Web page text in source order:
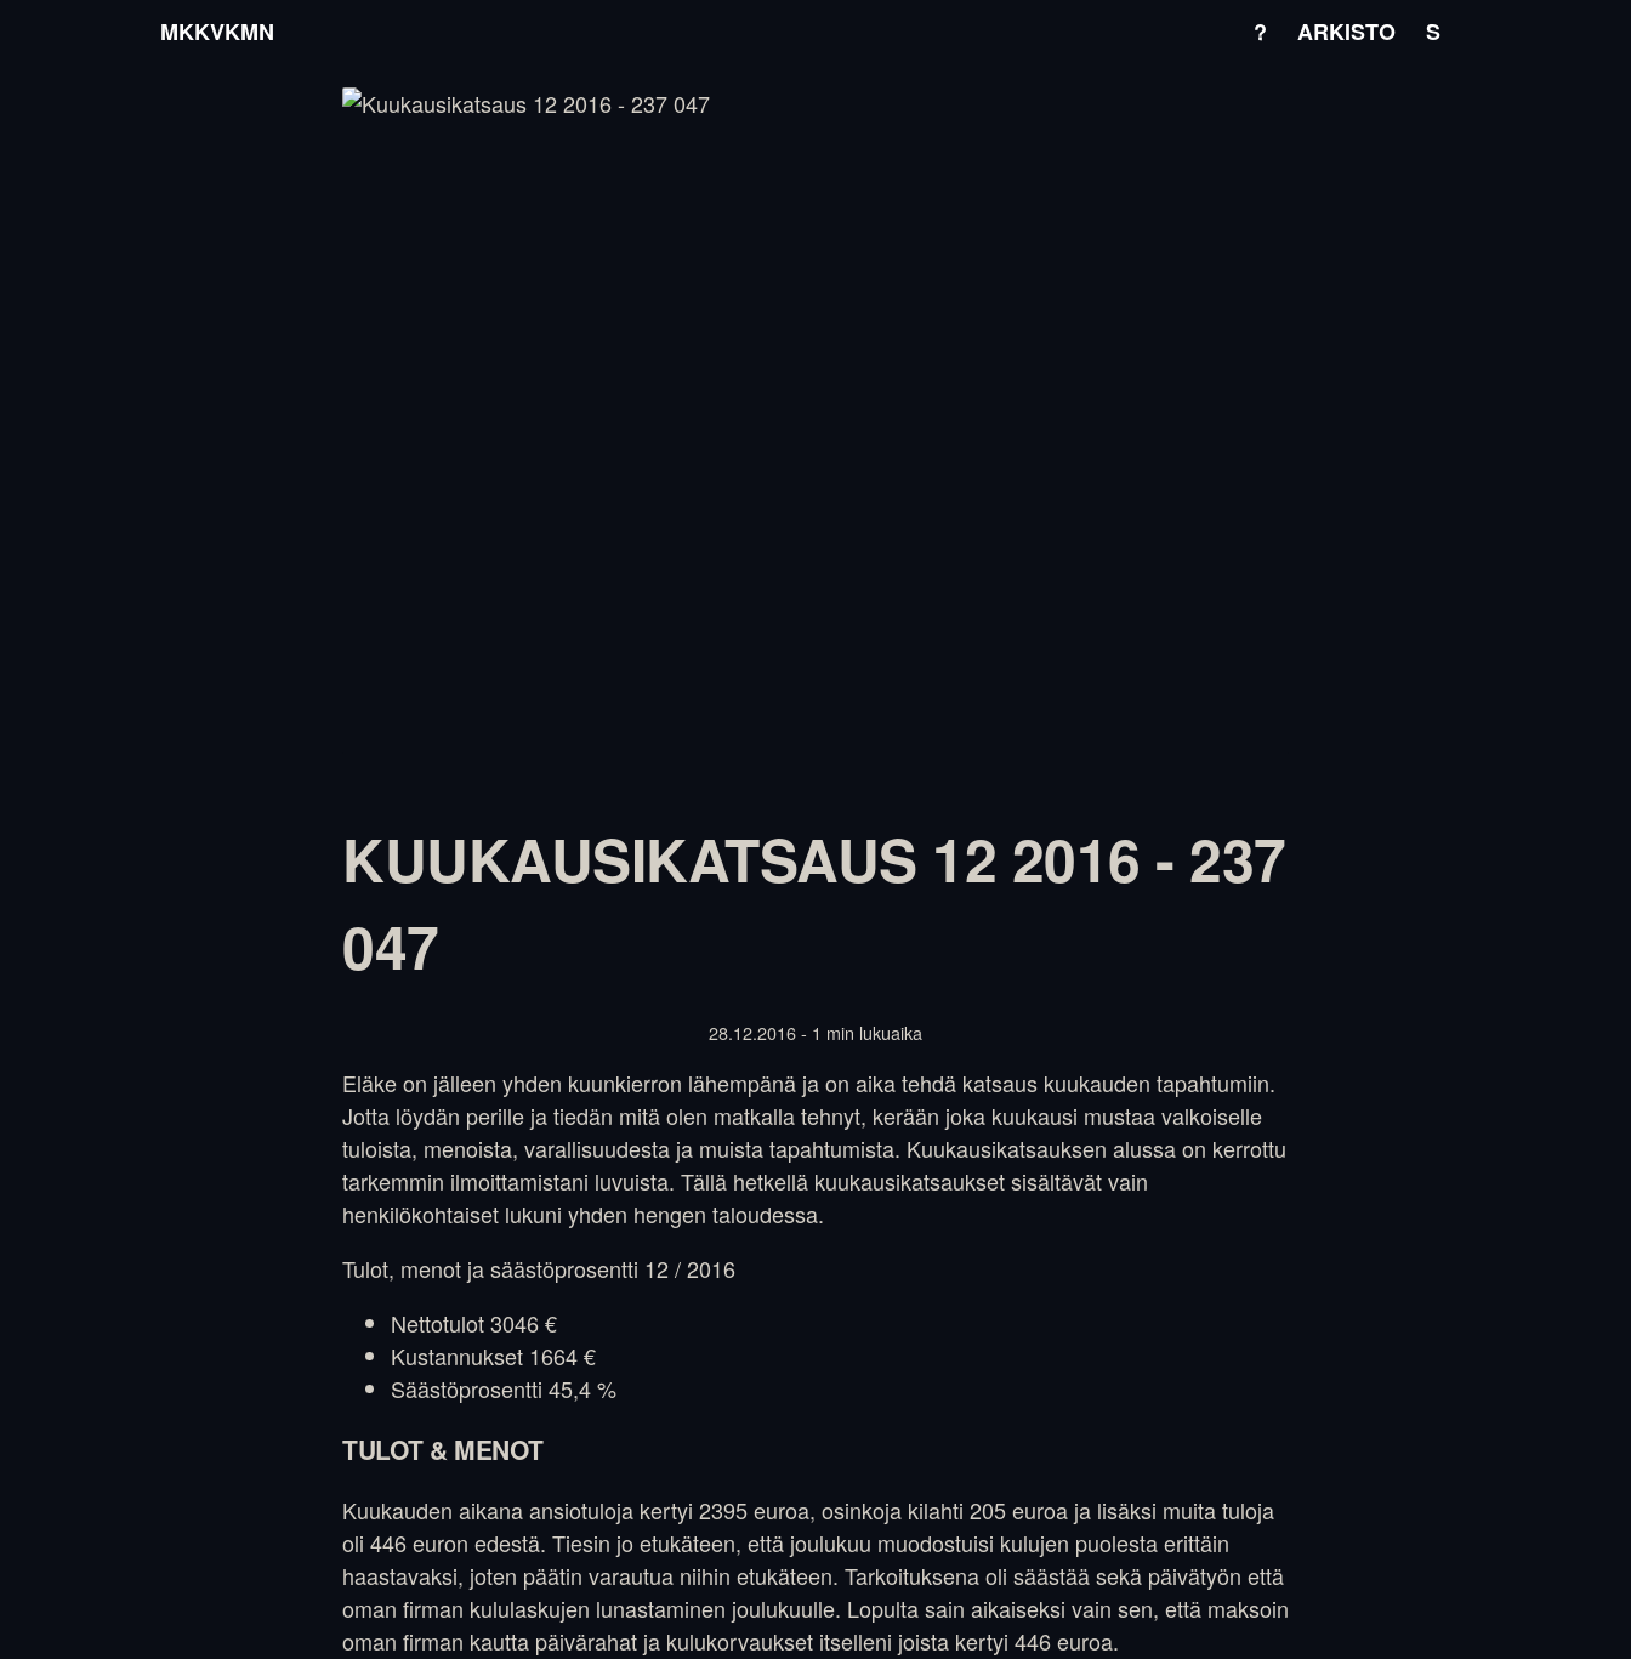
MKKVKMN ? ARKISTO S
KUUKAUSIKATSAUS 12 2016 - 237
047
28.12.2016 - 1 min lukuaika
Eläke on jälleen yhden kuunkierron lähempänä ja on aika tehdä katsaus kuukauden tapahtumiin.
Jotta löydän perille ja tiedän mitä olen matkalla tehnyt, kerään joka kuukausi mustaa valkoiselle
tuloista, menoista, varallisuudesta ja muista tapahtumista. Kuukausikatsauksen alussa on kerrottu
tarkemmin ilmoittamistani luvuista. Tällä hetkellä kuukausikatsaukset sisältävät vain
henkilökohtaiset lukuni yhden hengen taloudessa.
Tulot, menot ja säästöprosentti 12 / 2016
Nettotulot 3046 €
Kustannukset 1664 €
Säästöprosentti 45,4 %
TULOT & MENOT
Kuukauden aikana ansiotuloja kertyi 2395 euroa, osinkoja kilahti 205 euroa ja lisäksi muita tuloja
oli 446 euron edestä. Tiesin jo etukäteen, että joulukuu muodostuisi kulujen puolesta erittäin
haastavaksi, joten päätin varautua niihin etukäteen. Tarkoituksena oli säästää sekä päivätyön että
oman firman kululaskujen lunastaminen joulukuulle. Lopulta sain aikaiseksi vain sen, että maksoin
oman firman kautta päivärahat ja kulukorvaukset itselleni joista kertyi 446 euroa.